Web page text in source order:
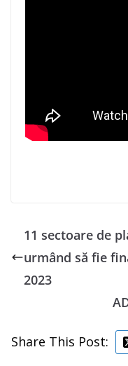
11 sectoare de
urmând să fie
2023
Share This Post: